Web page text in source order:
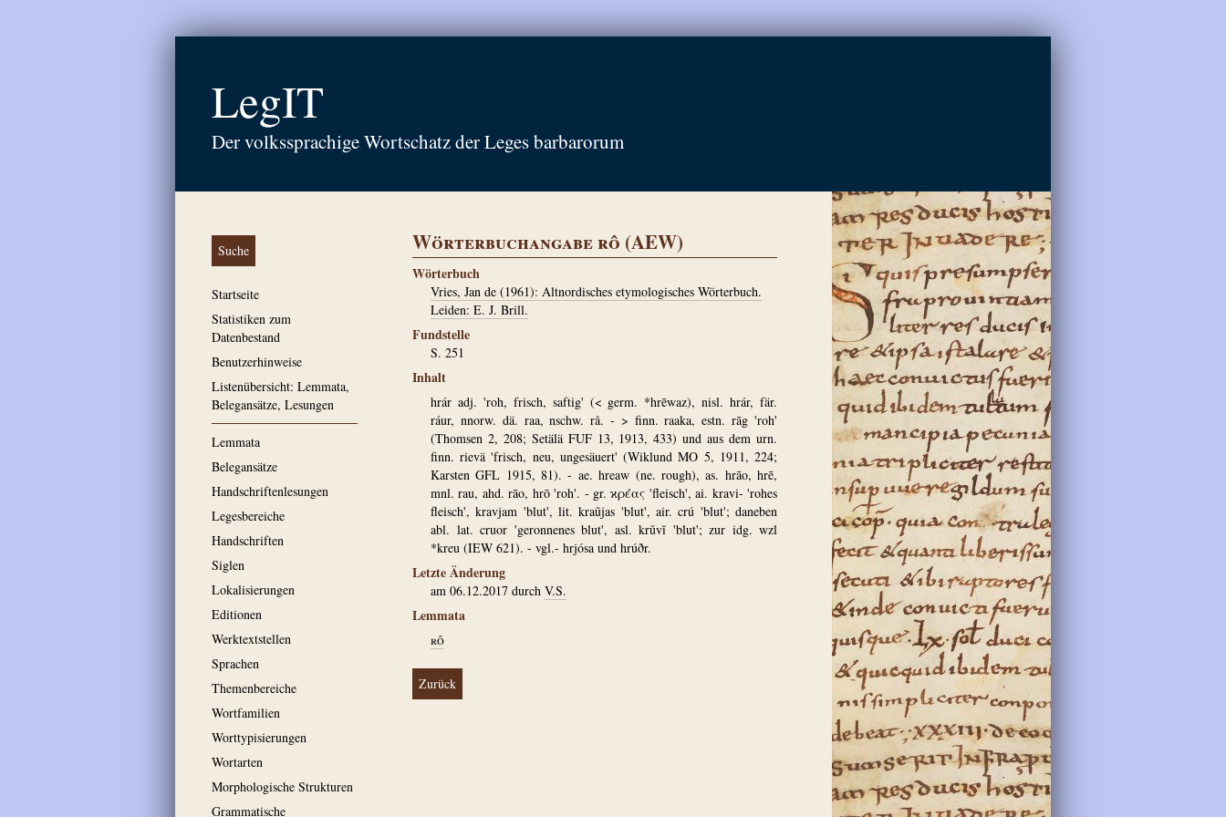
LegIT
Der volkssprachige Wortschatz der Leges barbarorum
Suche
Startseite
Statistiken zum
Datenbestand
Benutzerhinweise
Listenübersicht: Lemmata,
Belegansätze, Lesungen
Lemmata
Belegansätze
Handschriftenlesungen
Legesbereiche
Handschriften
Siglen
Lokalisierungen
Editionen
Werktextstellen
Sprachen
Themenbereiche
Wortfamilien
Worttypisierungen
Wortarten
Morphologische Strukturen
Grammatische
Wörterbuchangabe rô (AEW)
Wörterbuch
Vries, Jan de (1961): Altnordisches etymologisches Wörterbuch.
Leiden: E. J. Brill.
Fundstelle
S. 251
Inhalt
hrár adj. 'roh, frisch, saftig' (< germ. *hrēwaz), nisl. hrár, fär.
ráur, nnorw. dä. raa, nschw. rå. - > finn. raaka, estn. rāg 'roh'
(Thomsen 2, 208; Setälä FUF 13, 1913, 433) und aus dem urn.
finn. rievä 'frisch, neu, ungesäuert' (Wiklund MO 5, 1911, 224;
Karsten GFL 1915, 81). - ae. hreaw (ne. rough), as. hrāo, hrē,
mnl. rau, ahd. rāo, hrō 'roh'. - gr. ϰρέας 'fleisch', ai. kravi- 'rohes
fleisch', kravjam 'blut', lit. kraũjas 'blut', air. crú 'blut'; daneben
abl. lat. cruor 'geronnenes blut', asl. krǔvĭ 'blut'; zur idg. wzl
*kreu (IEW 621). - vgl.- hrjósa und hrúðr.
Letzte Änderung
am 06.12.2017 durch V.S.
Lemmata
rô
Zurück